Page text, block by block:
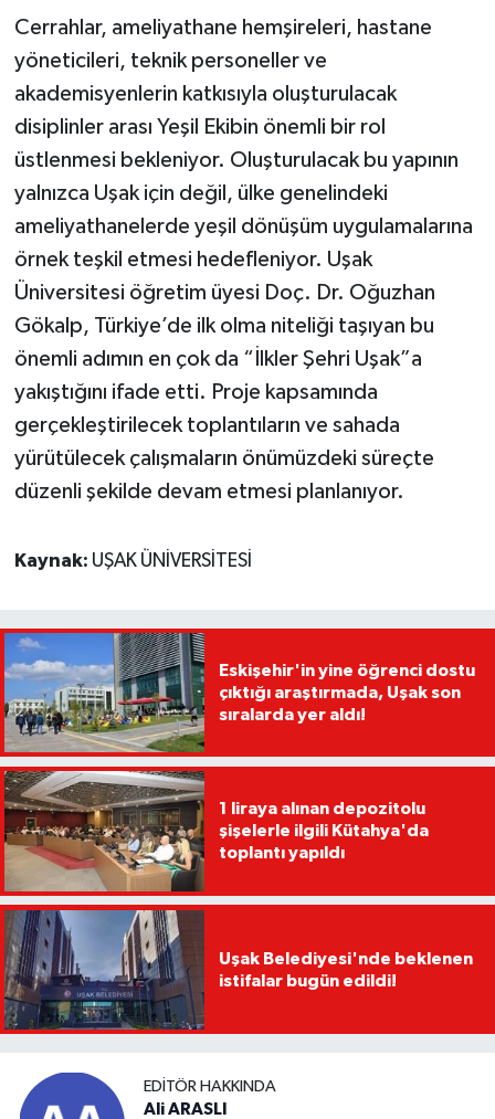
Cerrahlar, ameliyathane hemşireleri, hastane
yöneticileri, teknik personeller ve
akademisyenlerin katkısıyla oluşturulacak
disiplinler arası Yeşil Ekibin önemli bir rol
üstlenmesi bekleniyor. Oluşturulacak bu yapının
yalnızca Uşak için değil, ülke genelindeki
ameliyathanelerde yeşil dönüşüm uygulamalarına
örnek teşkil etmesi hedefleniyor. Uşak
Üniversitesi öğretim üyesi Doç. Dr. Oğuzhan
Gökalp, Türkiye’de ilk olma niteliği taşıyan bu
önemli adımın en çok da “İlkler Şehri Uşak”a
yakıştığını ifade etti. Proje kapsamında
gerçekleştirilecek toplantıların ve sahada
yürütülecek çalışmaların önümüzdeki süreçte
düzenli şekilde devam etmesi planlanıyor.
Kaynak: UŞAK ÜNİVERSİTESİ
Eskişehir'in yine öğrenci dostu
çıktığı araştırmada, Uşak son
sıralarda yer aldı!
1 liraya alınan depozitolu
şişelerle ilgili Kütahya'da
toplantı yapıldı
Uşak Belediyesi'nde beklenen
istifalar bugün edildi!
EDITÖR HAKKINDA
Ali ARASLI